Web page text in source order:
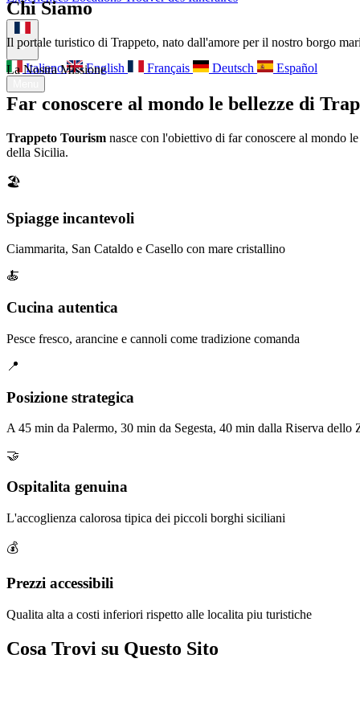
À proposContact
Italiano English Français Deutsch Español
Chi Siamo
Il portale turistico di Trappeto, nato dall'amore per il nostro borgo
La Nostra Missione
Far conoscere al mondo le bellezze di
Trappeto Tourism nasce con l'obiettivo di far conoscere al mondo
della Sicilia.
🏖️
Spiagge incantevoli
Ciammarita, San Cataldo e Casello con mare cristallino
🍝
Cucina autentica
Pesce fresco, arancine e cannoli come tradizione comanda
📍
Posizione strategica
A 45 min da Palermo, 30 min da Segesta, 40 min dalla Riserva dello
🤝
Ospitalita genuina
L'accoglienza calorosa tipica dei piccoli borghi siciliani
💰
Prezzi accessibili
Qualita alta a costi inferiori rispetto alle localita piu turistiche
Cosa Trovi su Questo Sito